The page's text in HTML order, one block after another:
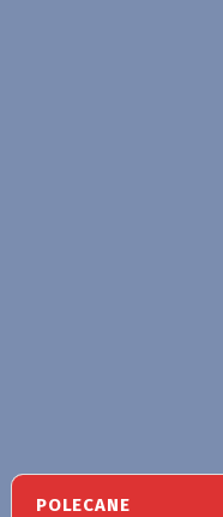
POLECANE